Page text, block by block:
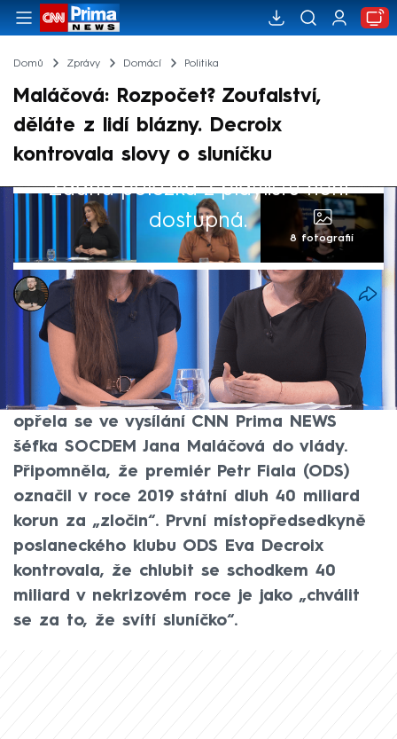
Domů Zprávy Domácí Politika
Maláčová: Rozpočet? Zoufalství,
děláte z lidí blázny. Decroix
kontrovala slovy o sluníčku
Žádná položka z playlistu není
dostupná.
8 fotografií
Marek Pausz
6. led 2025, 21:58
Mluvit o schodku státního rozpočtu v
hodnotě 271,4 miliardy korun jako o
úspěchu? Přestaňte dělat z lidí blázny,
opřela se ve vysílání CNN Prima NEWS
šéfka SOCDEM Jana Maláčová do vlády.
Připomněla, že premiér Petr Fiala (ODS)
označil v roce 2019 státní dluh 40 miliard
korun za „zločin“. První místopředsedkyně
poslaneckého klubu ODS Eva Decroix
kontrovala, že chlubit se schodkem 40
miliard v nekrizovém roce je jako „chválit
se za to, že svítí sluníčko“.